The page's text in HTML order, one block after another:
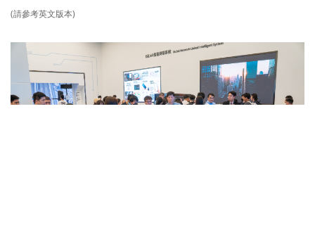
(請參考英文版本)